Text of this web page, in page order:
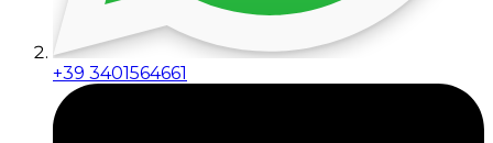
+39 3401564661